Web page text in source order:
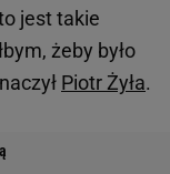
jest takie
żeby było
Piotr Żyła.